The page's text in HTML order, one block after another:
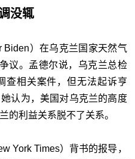
没辄
Biden）在乌克兰国家天然气
议。孟德尔说，乌克兰总检
查相关案件，但无法起诉亨
认为，美国对乌克兰的高度
的利益关系脱不了关系。
York Times）背书的报导，